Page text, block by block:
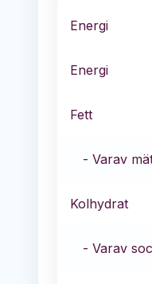
Energi
Energi
Fett
- Varav
Kolhydrat
- Varav